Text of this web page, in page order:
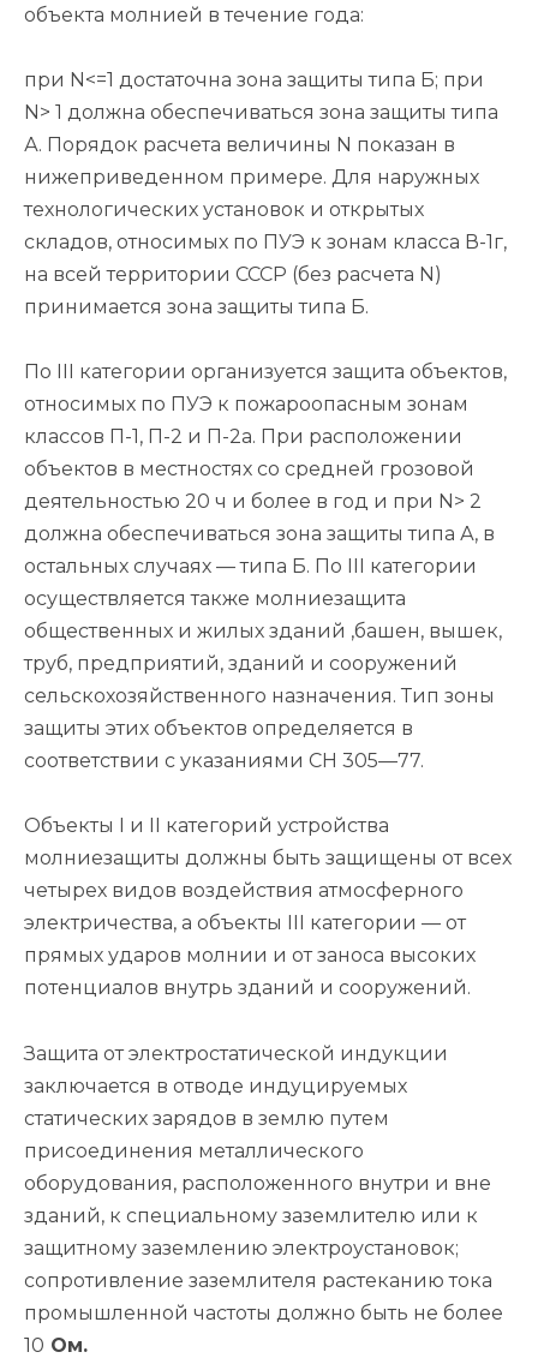
объекта молнией в течение года:
при N<=1 достаточна зона защиты типа Б; при
N> 1 должна обеспечиваться зона защиты типа
А. Порядок расчета величины N показан в
нижеприведенном примере. Для наружных
технологических установок и открытых
складов, относимых по ПУЭ к зонам класса В-1г,
на всей территории СССР (без расчета N)
принимается зона защиты типа Б.
По III категории организуется защита объектов,
относимых по ПУЭ к пожароопасным зонам
классов П-1, П-2 и П-2а. При расположении
объектов в местностях со средней грозовой
деятельностью 20 ч и более в год и при N> 2
должна обеспечиваться зона защиты типа А, в
остальных случаях — типа Б. По III категории
осуществляется также молниезащита
общественных и жилых зданий ,башен, вышек,
труб, предприятий, зданий и сооружений
сельскохозяйственного назначения. Тип зоны
защиты этих объектов определяется в
соответствии с указаниями СН 305—77.
Объекты I и II категорий устройства
молниезащиты должны быть защищены от всех
четырех видов воздействия атмосферного
электричества, а объекты III категории — от
прямых ударов молнии и от заноса высоких
потенциалов внутрь зданий и сооружений.
Защита от электростатической индукции
заключается в отводе индуцируемых
статических зарядов в землю путем
присоединения металлического
оборудования, расположенного внутри и вне
зданий, к специальному заземлителю или к
защитному заземлению электроустановок;
сопротивление заземлителя растеканию тока
промышленной частоты должно быть не более
10 Ом.